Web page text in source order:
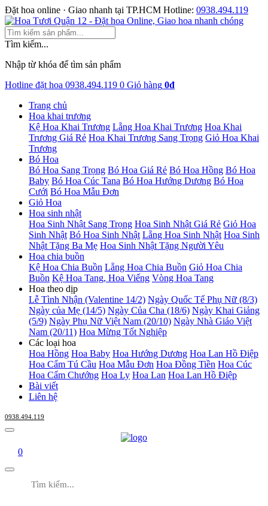
Đặt hoa online · Giao nhanh tại TP.HCM Hotline: 0938.494.119
Tìm kiếm...
Nhập từ khóa để tìm sản phẩm
Hotline đặt hoa 0938.494.119 0 Giỏ hàng 0đ
Trang chủ
Hoa khai trương
Kệ Hoa Khai Trương Lẵng Hoa Khai Trương Hoa Khai
Trương Giá Rẻ Hoa Khai Trương Sang Trọng Giỏ Hoa Khai
Trương
Bó Hoa
Bó Hoa Sang Trọng Bó Hoa Giá Rẻ Bó Hoa Hồng Bó Hoa
Baby Bó Hoa Cúc Tana Bó Hoa Hướng Dương Bó Hoa
Cưới Bó Hoa Mẫu Đơn
Giỏ Hoa
Hoa sinh nhật
Hoa Sinh Nhật Sang Trọng Hoa Sinh Nhật Giá Rẻ Giỏ Hoa
Sinh Nhật Bó Hoa Sinh Nhật Lẵng Hoa Sinh Nhật Hoa Sinh
Nhật Tặng Ba Mẹ Hoa Sinh Nhật Tặng Người Yêu
Hoa chia buồn
Kệ Hoa Chia Buồn Lẵng Hoa Chia Buồn Giỏ Hoa Chia
Buồn Kệ Hoa Tang, Hoa Viếng Vòng Hoa Tang
Hoa theo dịp
Lễ Tình Nhận (Valentine 14/2) Ngày Quốc Tế Phụ Nữ (8/3)
Ngày của Mẹ (14/5) Ngày Của Cha (18/6) Ngày Khai Giảng
(5/9) Ngày Phụ Nữ Việt Nam (20/10) Ngày Nhà Giáo Việt
Nam (20/11) Hoa Mừng Tốt Nghiệp
Các loại hoa
Hoa Hồng Hoa Baby Hoa Hướng Dương Hoa Lan Hồ Điệp
Hoa Cẩm Tú Cầu Hoa Mẫu Đơn Hoa Đồng Tiền Hoa Cúc
Hoa Cẩm Chướng Hoa Ly Hoa Lan Hoa Lan Hồ Điệp
Bài viết
Liên hệ
0938.494.119
0